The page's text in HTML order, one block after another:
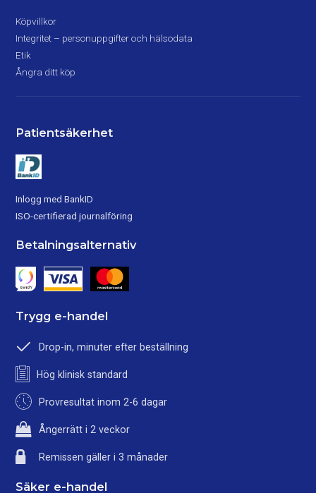
Köpvillkor
Integritet – personuppgifter och hälsodata
Etik
Ångra ditt köp
Patientsäkerhet
Inlogg med BankID
ISO-certifierad journalföring
Betalningsalternativ
Trygg e-handel
Drop-in, minuter efter beställning
Hög klinisk standard
Provresultat inom 2-6 dagar
Ångerrätt i 2 veckor
Remissen gäller i 3 månader
Säker e-handel